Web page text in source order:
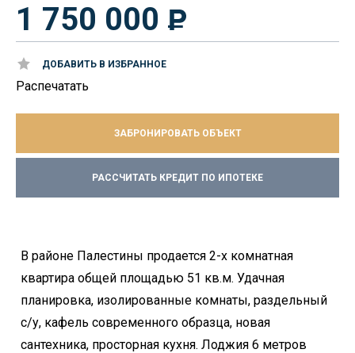
1 750 000
ДОБАВИТЬ В ИЗБРАННОЕ
Распечатать
ЗАБРОНИРОВАТЬ ОБЪЕКТ
РАССЧИТАТЬ КРЕДИТ ПО ИПОТЕКЕ
В районе Палестины продается 2-х комнатная
квартира общей площадью 51 кв.м. Удачная
планировка, изолированные комнаты, раздельный
с/у, кафель современного образца, новая
сантехника, просторная кухня. Лоджия 6 метров